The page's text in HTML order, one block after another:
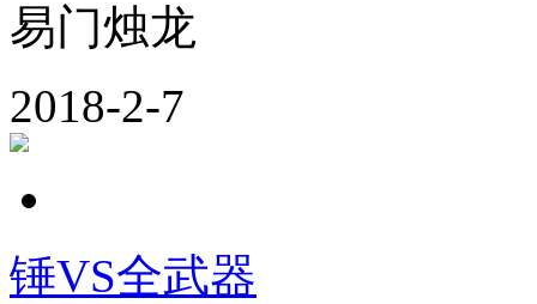
易门烛龙
2018-2-7
锤VS全武器